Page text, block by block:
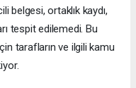
belgesi, ortaklık kaydı,
tespit edilemedi. Bu
tarafların ve ilgili kamu